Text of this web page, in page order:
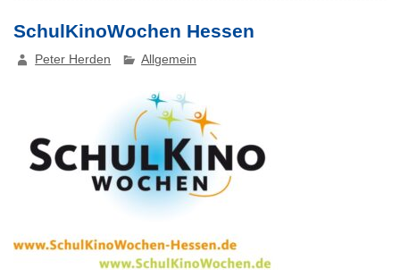
SchulKinoWochen Hessen
Peter Herden Allgemein